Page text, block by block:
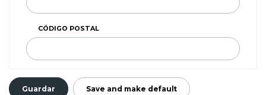
CÓDIGO POSTAL